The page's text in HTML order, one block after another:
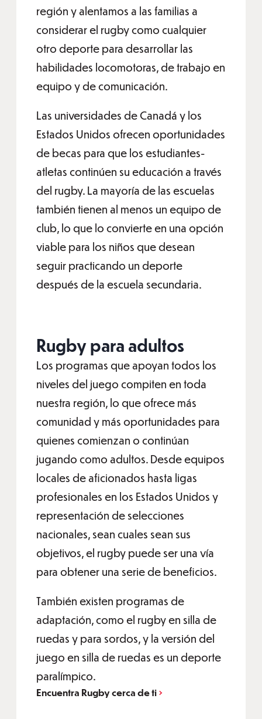
región y alentamos a las familias a
considerar el rugby como cualquier
otro deporte para desarrollar las
habilidades locomotoras, de trabajo en
equipo y de comunicación.
Las universidades de Canadá y los
Estados Unidos ofrecen oportunidades
de becas para que los estudiantes-
atletas continúen su educación a través
del rugby. La mayoría de las escuelas
también tienen al menos un equipo de
club, lo que lo convierte en una opción
viable para los niños que desean
seguir practicando un deporte
después de la escuela secundaria.
Rugby para adultos
Los programas que apoyan todos los
niveles del juego compiten en toda
nuestra región, lo que ofrece más
comunidad y más oportunidades para
quienes comienzan o continúan
jugando como adultos. Desde equipos
locales de aficionados hasta ligas
profesionales en los Estados Unidos y
representación de selecciones
nacionales, sean cuales sean sus
objetivos, el rugby puede ser una vía
para obtener una serie de beneficios.
También existen programas de
adaptación, como el rugby en silla de
ruedas y para sordos, y la versión del
juego en silla de ruedas es un deporte
paralímpico.
Encuentra Rugby cerca de ti